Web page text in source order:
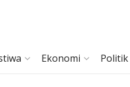
Ekonomi Politik